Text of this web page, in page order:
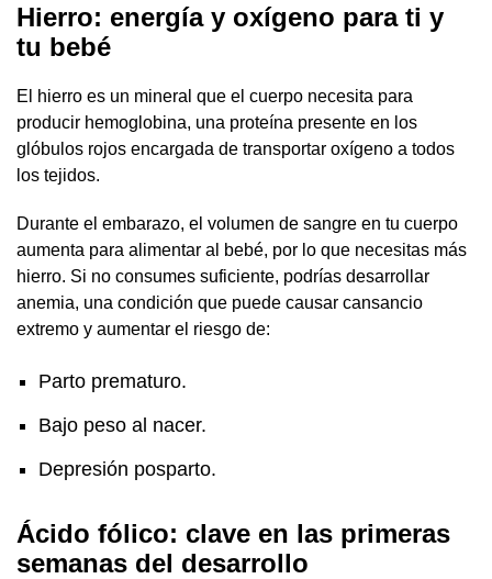
Hierro: energía y oxígeno para ti y
tu bebé
El hierro es un mineral que el cuerpo necesita para
producir hemoglobina, una proteína presente en los
glóbulos rojos encargada de transportar oxígeno a todos
los tejidos.
Durante el embarazo, el volumen de sangre en tu cuerpo
aumenta para alimentar al bebé, por lo que necesitas más
hierro. Si no consumes suficiente, podrías desarrollar
anemia, una condición que puede causar cansancio
extremo y aumentar el riesgo de:
Parto prematuro.
Bajo peso al nacer.
Depresión posparto.
Ácido fólico: clave en las primeras
semanas del desarrollo